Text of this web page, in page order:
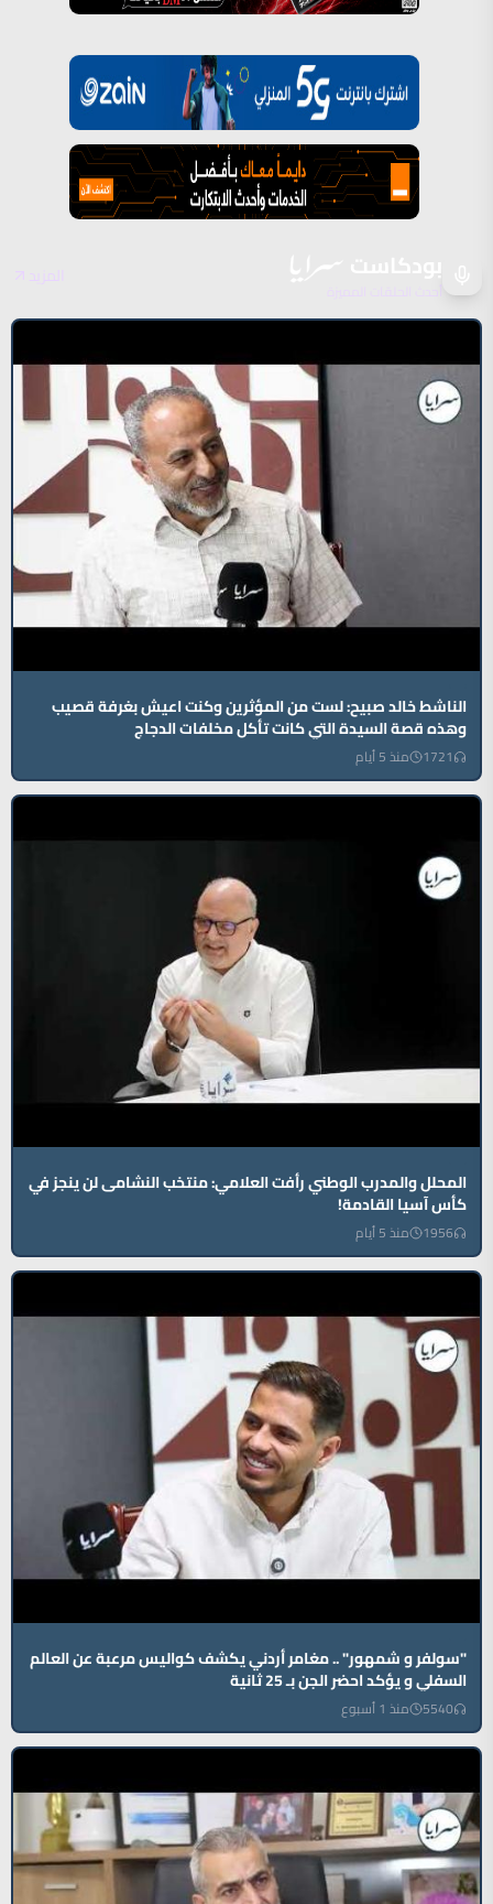
بودكاست
الناشط خالد صبيح: لست من المؤثرين وكنت اعيش بغرفة قصيب
وهذه قصة السيدة التي كانت تأكل مخلفات الدجاج
1721 منذ 5 أيام
المحلل والمدرب الوطني رأفت العلامي: منتخب النشامى لن ينجز في
كأس آسيا القادمة!
1956 منذ 5 أيام
"سولفر و شمهور" .. مغامر أردني يكشف كواليس مرعبة عن العالم
السفلي و يؤكد احضر الجن بـ 25 ثانية
5540 منذ 1 أسبوع